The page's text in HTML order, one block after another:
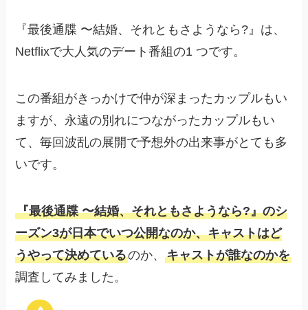
『最後通牒 〜結婚、それともさようなら?』は、
Netflixで大人気のデート番組の1 つです。
この番組がきっかけで仲が深まったカップルもい
ますが、永遠の別れにつながったカップルもい
て、毎回波乱の展開で予想外の出来事がとても多
いです。
『最後通牒 〜結婚、それともさようなら?』のシ
ーズン3が日本でいつ公開なのか、キャストはど
うやって決めているのか、キャストが誰なのかを
調査してみました。